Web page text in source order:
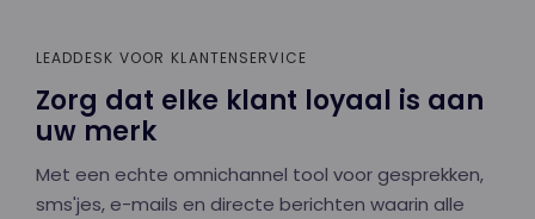
LEADDESK VOOR KLANTENSERVICE
Zorg dat elke klant loyaal is aan
uw merk
Met een echte omnichannel tool voor gesprekken,
sms'jes, e-mails en directe berichten waarin alle